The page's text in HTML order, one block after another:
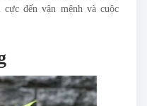
đến vận mệnh và cuộc